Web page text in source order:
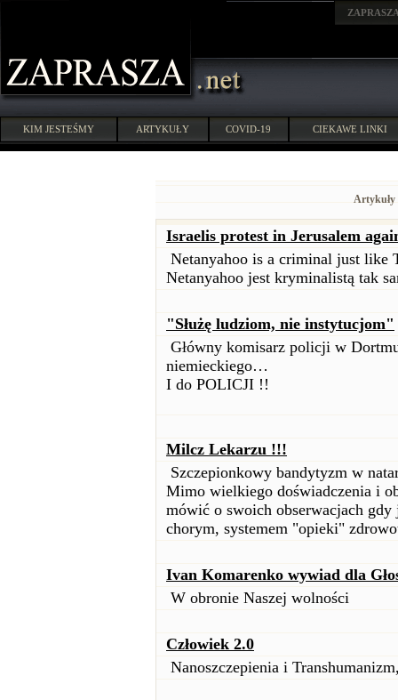
KIM JESTEŚMY ARTYKUŁY COVID-19 CIEKAWE LINKI
Artykuły
Israelis protest in Jerusalem
Netanyahoo is a criminal just like
Netanyahoo jest kryminalistą tak
"Służę ludziom, nie instytucjom"
Główny komisarz policji w
niemieckiego…
I do POLICJI !!
Milcz Lekarzu !!!
Szczepionkowy bandytyzm w
Mimo wielkiego doświadczenia i
mówić o swoich obserwacjach
chorym, systemem "opieki"
Ivan Komarenko wywiad dla
W obronie Naszej wolności
Człowiek 2.0
Nanoszczepienia i